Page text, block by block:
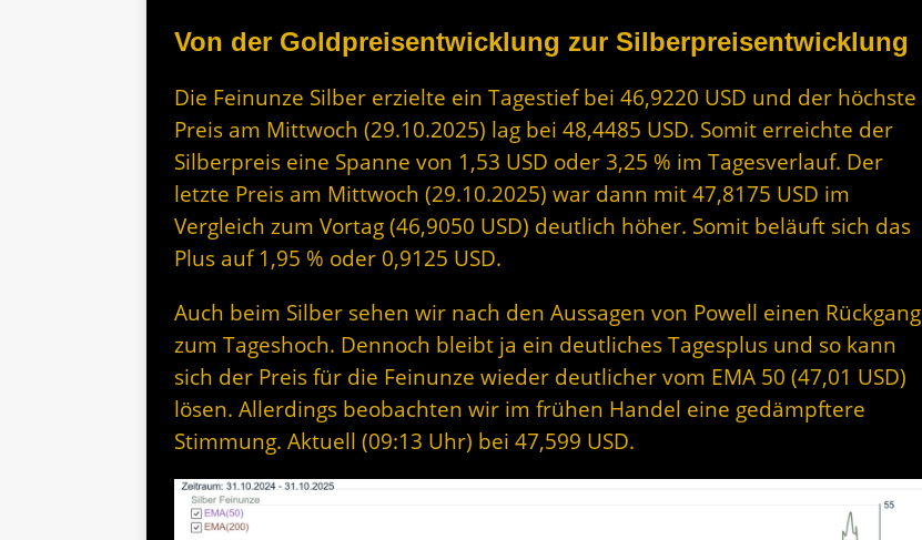
Von der Goldpreisentwicklung zur Silberpreisentwicklung
Die Feinunze Silber erzielte ein Tagestief bei 46,9220 USD und der höchste
Preis am Mittwoch (29.10.2025) lag bei 48,4485 USD. Somit erreichte der
Silberpreis eine Spanne von 1,53 USD oder 3,25 % im Tagesverlauf. Der
letzte Preis am Mittwoch (29.10.2025) war dann mit 47,8175 USD im
Vergleich zum Vortag (46,9050 USD) deutlich höher. Somit beläuft sich das
Plus auf 1,95 % oder 0,9125 USD.
Auch beim Silber sehen wir nach den Aussagen von Powell einen Rückgang
zum Tageshoch. Dennoch bleibt ja ein deutliches Tagesplus und so kann
sich der Preis für die Feinunze wieder deutlicher vom EMA 50 (47,01 USD)
lösen. Allerdings beobachten wir im frühen Handel eine gedämpftere
Stimmung. Aktuell (09:13 Uhr) bei 47,599 USD.